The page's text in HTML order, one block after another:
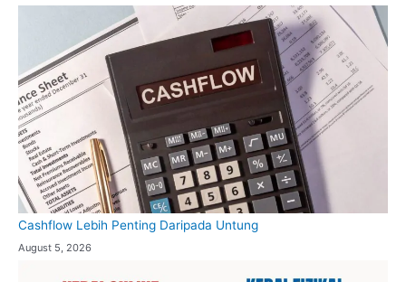
Cashflow Lebih Penting Daripada Untung
August 5, 2026